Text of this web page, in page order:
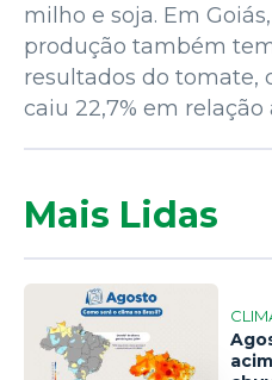
milho e soja. Em
produção também
resultados do tomate,
caiu 22,7% em relação
Mais Lidas